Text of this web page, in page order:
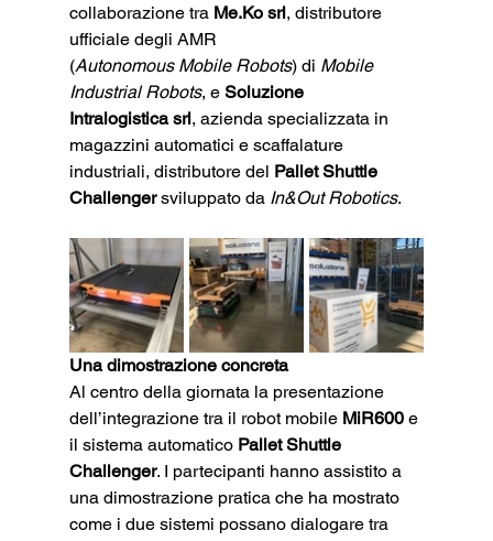
collaborazione tra Me.Ko srl, distributore
ufficiale degli AMR
(Autonomous Mobile Robots) di Mobile
Industrial Robots, e Soluzione
Intralogistica srl, azienda specializzata in
magazzini automatici e scaffalature
industriali, distributore del Pallet Shuttle
Challenger sviluppato da In&Out Robotics.
Una dimostrazione concreta
Al centro della giornata la presentazione
dell’integrazione tra il robot mobile MiR600 e
il sistema automatico Pallet Shuttle
Challenger. I partecipanti hanno assistito a
una dimostrazione pratica che ha mostrato
come i due sistemi possano dialogare tra